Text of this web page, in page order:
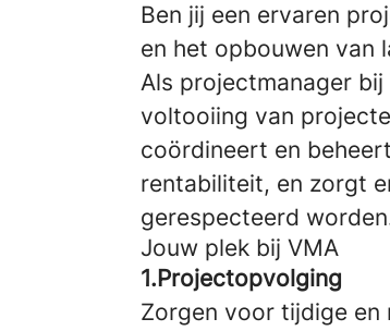
Ben jij een ervaren
en het opbouwen van
Als projectmanager
voltooiing van
coördineert en
rentabiliteit, en zorgt
gerespecteerd
Jouw plek bij VMA
1.Projectopvolging
Zorgen voor tijdige